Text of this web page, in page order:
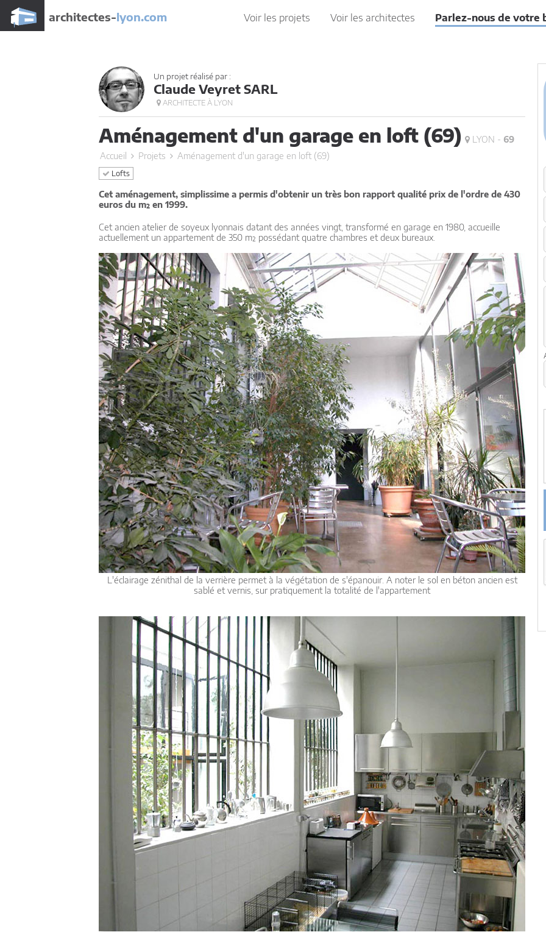
architectes-lyon.com Voir les projets Voir les architectes Parlez-nous de votre
Un projet réalisé par :
Claude Veyret SARL
ARCHITECTE À LYON
Aménagement d'un garage en loft (69) LYON - 69
Accueil
Projets Aménagement d'un garage en loft (69)
Lofts
Cet aménagement, simplissime a permis d'obtenir un très bon rapport qualité prix de l'ordre de 430
euros du m² en 1999.
Cet ancien atelier de soyeux lyonnais datant des années vingt, transformé en garage en 1980, accueille
actuellement un appartement de 350 m² possédant quatre chambres et deux bureaux.
L'éclairage zénithal de la verrière permet à la végétation de s'épanouir. A noter le sol en béton ancien est
sablé et vernis, sur pratiquement la totalité de l'appartement